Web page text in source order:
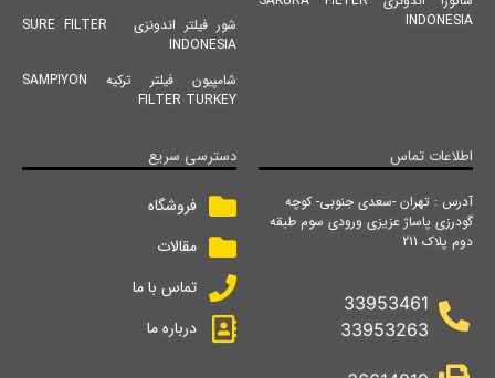
INDONESIA
شور فیلتر اندونزی SURE FILTER
INDONESIA
شامپیون فیلتر ترکیه SAMPIYON
FILTER TURKEY
اطلاعات تماس
آدرس : تهران -سعدی جنوبی- کوچه
گودرزی پاساژ عزیزی ورودی سوم طبقه
دوم پلاک 211
33953461
33953263
دسترسی سریع
فروشگاه
مقالات
تماس با ما
درباره ما